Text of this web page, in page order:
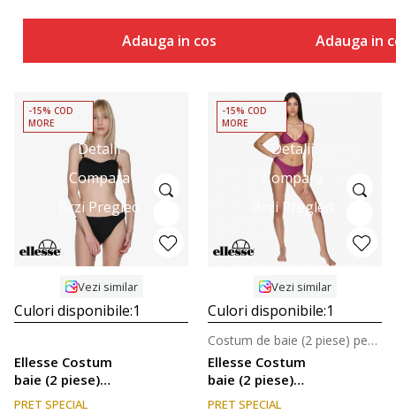
Adauga in cos Adauga in
Detalii
Compara
Brzi Pregled
-15% COD
MORE
Vezi similar
Culori disponibile:1
Ellesse Costum
baie (2 piese)
Ladies
PRET SPECIAL
Detalii
Compara
Brzi Pregled
-15% COD
MORE
Vezi similar
Culori disponibile:1
Ellesse Costum
baie (2 piese)
SWIMSUIT
Costum de baie (2 piese) pentru femei
PRET SPECIAL